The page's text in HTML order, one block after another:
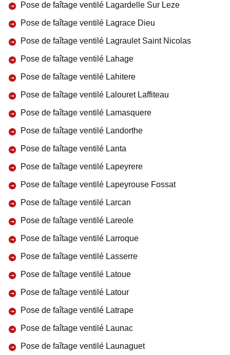
Pose de faîtage ventilé Lagardelle Sur Leze
Pose de faîtage ventilé Lagrace Dieu
Pose de faîtage ventilé Lagraulet Saint Nicolas
Pose de faîtage ventilé Lahage
Pose de faîtage ventilé Lahitere
Pose de faîtage ventilé Lalouret Laffiteau
Pose de faîtage ventilé Lamasquere
Pose de faîtage ventilé Landorthe
Pose de faîtage ventilé Lanta
Pose de faîtage ventilé Lapeyrere
Pose de faîtage ventilé Lapeyrouse Fossat
Pose de faîtage ventilé Larcan
Pose de faîtage ventilé Lareole
Pose de faîtage ventilé Larroque
Pose de faîtage ventilé Lasserre
Pose de faîtage ventilé Latoue
Pose de faîtage ventilé Latour
Pose de faîtage ventilé Latrape
Pose de faîtage ventilé Launac
Pose de faîtage ventilé Launaguet